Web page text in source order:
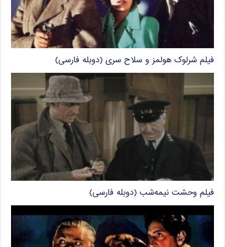
فیلم شرلوک هولمز و سلاح سری (دوبله فارسی)
فیلم وحشت نیمه‌شب (دوبله فارسی)